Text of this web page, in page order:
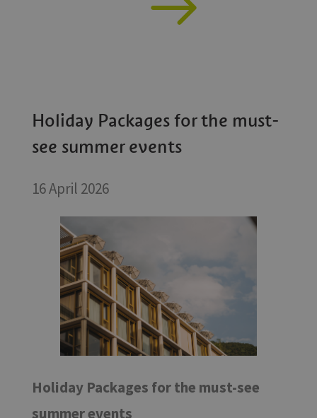
Holiday Packages for the must-
see summer events
16 April 2026
Holiday Packages for the must-see
summer events